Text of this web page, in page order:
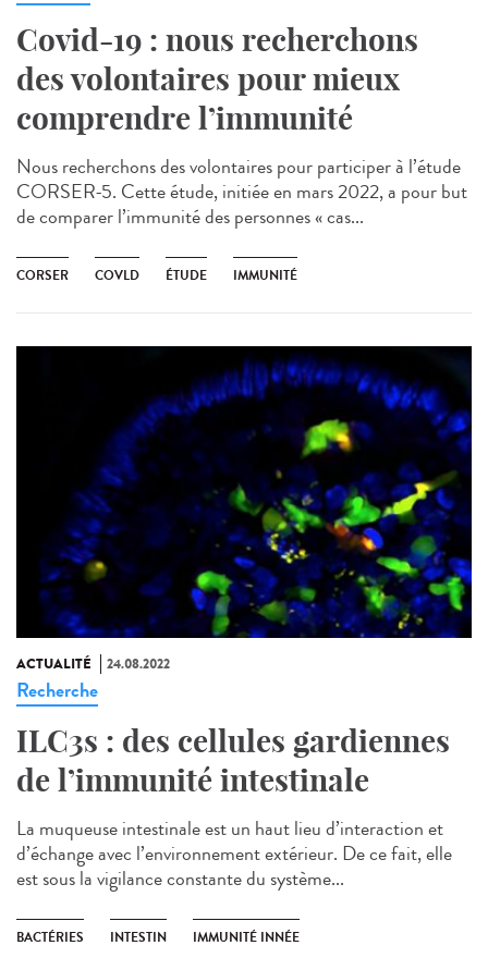
Covid-19 : nous recherchons
des volontaires pour mieux
comprendre l’immunité
Nous recherchons des volontaires pour participer à l’étude
CORSER-5. Cette étude, initiée en mars 2022, a pour but
de comparer l’immunité des personnes « cas...
CORSER COVLD ÉTUDE IMMUNITÉ
ACTUALITÉ 24.08.2022
Recherche
ILC3s : des cellules gardiennes
de l’immunité intestinale
La muqueuse intestinale est un haut lieu d’interaction et
d’échange avec l’environnement extérieur. De ce fait, elle
est sous la vigilance constante du système...
BACTÉRIES INTESTIN IMMUNITÉ INNÉE